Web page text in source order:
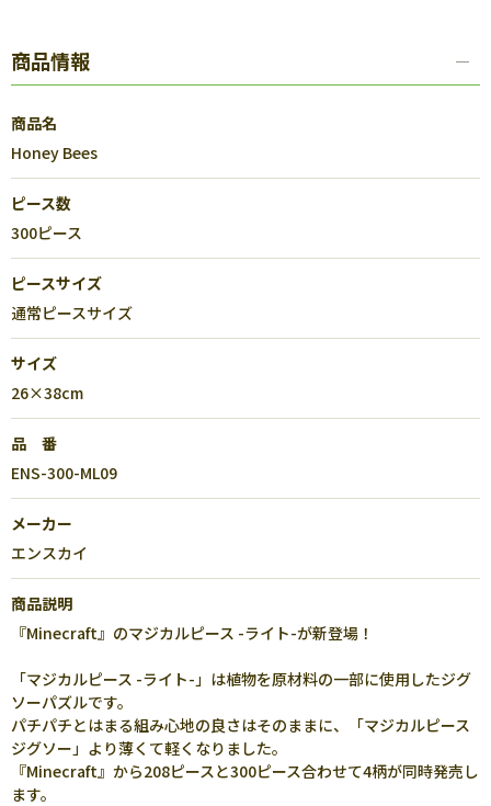
商品情報
商品名
Honey Bees
ピース数
300ピース
ピースサイズ
通常ピースサイズ
サイズ
26×38cm
品 番
ENS-300-ML09
メーカー
エンスカイ
商品説明
『Minecraft』のマジカルピース -ライト-が新登場！
「マジカルピース -ライト-」は植物を原材料の一部に使用したジグ
ソーパズルです。
パチパチとはまる組み心地の良さはそのままに、「マジカルピース
ジグソー」より薄くて軽くなりました。
『Minecraft』から208ピースと300ピース合わせて4柄が同時発売し
ます。